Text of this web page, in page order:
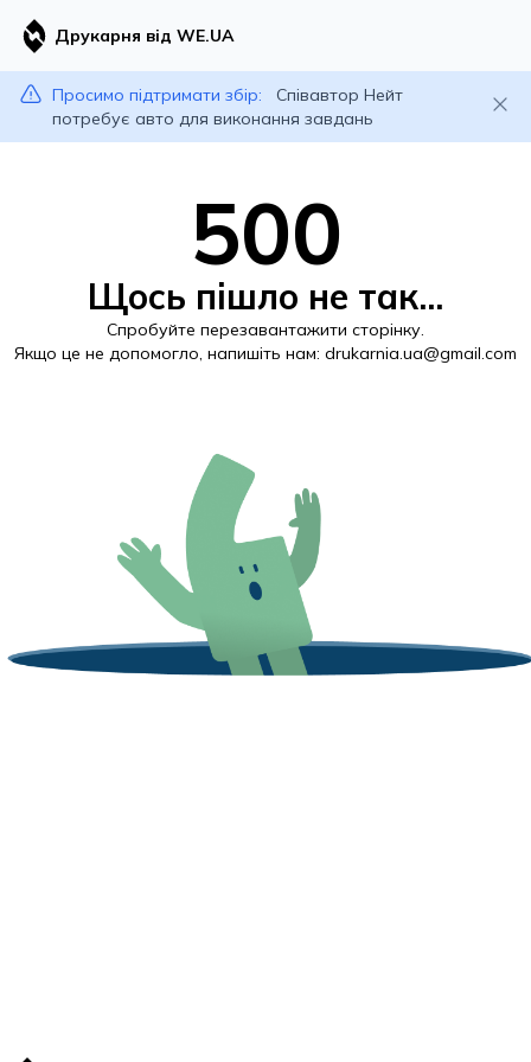
Друкарня від WE.UA
Просимо підтримати збір:
Співавтор Нейт
потребує авто для виконання завдань
500
Щось пішло не так...
Спробуйте перезавантажити сторінку.
Якщо це не допомогло, напишіть нам: drukarnia.ua@gmail.com